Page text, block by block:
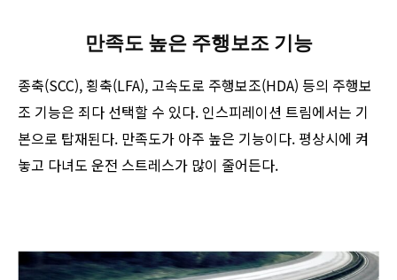
만족도 높은 주행보조 기능
종축(SCC), 횡축(LFA), 고속도로 주행보조(HDA) 등의 주행보
조 기능은 죄다 선택할 수 있다. 인스피레이션 트림에서는 기
본으로 탑재된다. 만족도가 아주 높은 기능이다. 평상시에 켜
놓고 다녀도 운전 스트레스가 많이 줄어든다.